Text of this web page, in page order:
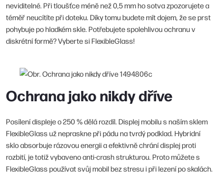
neviditelné. Při tloušťce méně než 0,5 mm ho sotva zpozorujete a
téměř neucítíte při doteku. Díky tomu budete mít dojem, že se prst
pohybuje po hladkém skle. Potřebujete spolehlivou ochranu v
diskrétní formě? Vyberte si FlexibleGlass!
Ochrana jako nikdy dříve
Posílení displeje o 250 % dělá rozdíl. Displej mobilu s naším sklem
FlexibleGlass už nepraskne při pádu na tvrdý podklad. Hybridní
sklo absorbuje rázovou energii a efektivně chrání displej proti
rozbití, je totiž vybaveno anti-crash strukturou. Proto můžete s
FlexibleGlass používat svůj mobil bez stresu i při lezení po skalách.